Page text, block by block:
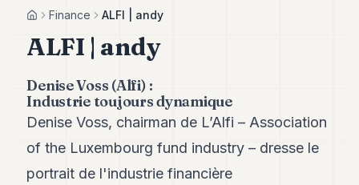
40
Andy
39
38
Andy
HomeFinance ALFI | andy
ALFI | andy
Denise Voss (Alfi) :
Industrie toujours dynamique
Denise Voss, chairman de L’Alfi – Association
of the Luxembourg fund industry – dresse le
portrait de l'industrie financière